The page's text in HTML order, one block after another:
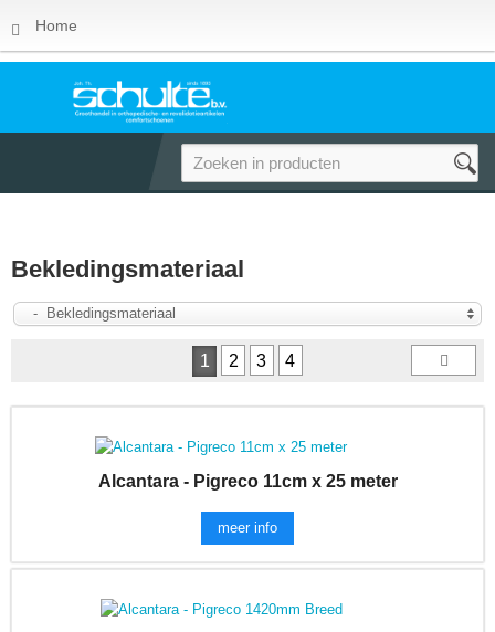
Home
Bekledingsmateriaal
- Bekledingsmateriaal
1 2 3 4
Alcantara - Pigreco 11cm x 25 meter
meer info